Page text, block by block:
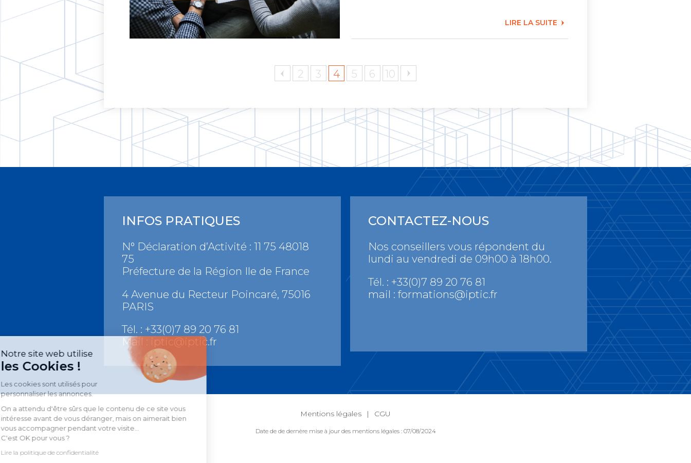
LIRE LA SUITE
2 3 4 5 6 10
INFOS PRATIQUES
N° Déclaration d’Activité : 11 75 48018
75
Préfecture de la Région Ile de France
4 Avenue du Recteur Poincaré, 75016
PARIS
Tél. : +33(0)7 89 20 76 81
Mail : iptic@iptic.fr
CONTACTEZ-NOUS
Nos conseillers vous répondent du
lundi au vendredi de 09h00 à 18h00.
Tél. : +33(0)7 89 20 76 81
mail :formations@iptic.fr
Mentions légales CGU
Date de de dernère mise à jour des mentions légales : 07/08/2024
Notre site web utilise
les Cookies !
Les cookies sont utilisés pour
personnaliser les annonces.
On a attendu d'être sûrs que le contenu de ce site vous
intéresse avant de vous déranger, mais on aimerait bien
vous accompagner pendant votre visite...
C'est OK pour vous ?
Lire la politique de confidentialité